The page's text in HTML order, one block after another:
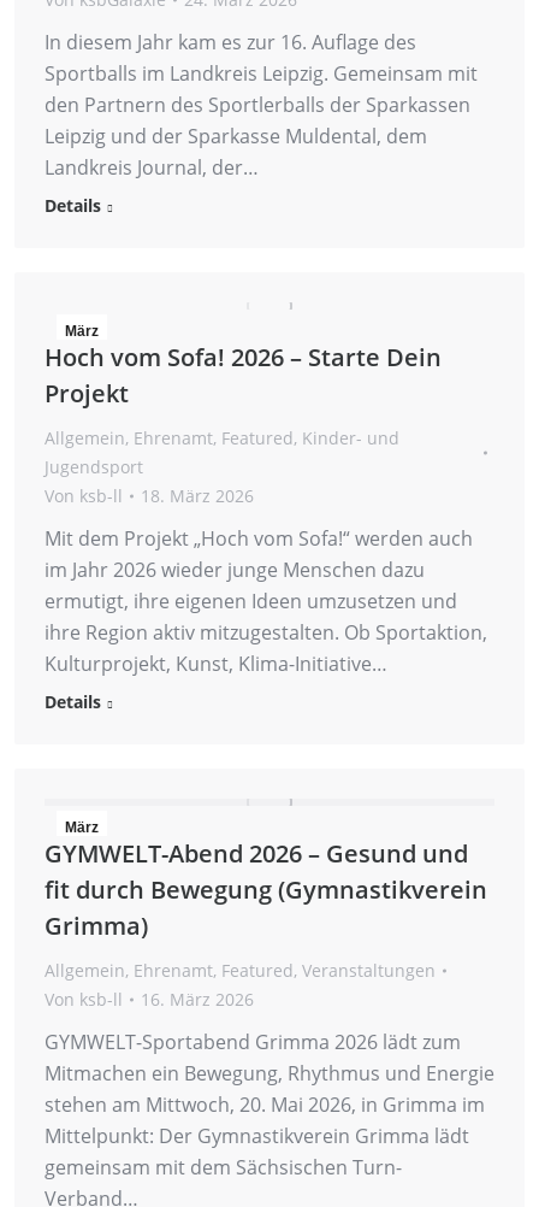
In diesem Jahr kam es zur 16. Auflage des
Sportballs im Landkreis Leipzig. Gemeinsam mit
den Partnern des Sportlerballs der Sparkassen
Leipzig und der Sparkasse Muldental, dem
Landkreis Journal, der…
Details
März
18
2026
Hoch vom Sofa! 2026 – Starte Dein
Projekt
Allgemein, Ehrenamt, Featured, Kinder- und
Jugendsport
Von ksb-ll 18. März 2026
Mit dem Projekt „Hoch vom Sofa!“ werden auch
im Jahr 2026 wieder junge Menschen dazu
ermutigt, ihre eigenen Ideen umzusetzen und
ihre Region aktiv mitzugestalten. Ob Sportaktion,
Kulturprojekt, Kunst, Klima-Initiative…
Details
März
16
2026
GYMWELT-Abend 2026 – Gesund und
fit durch Bewegung (Gymnastikverein
Grimma)
Allgemein, Ehrenamt, Featured, Veranstaltungen
Von ksb-ll 16. März 2026
GYMWELT-Sportabend Grimma 2026 lädt zum
Mitmachen ein Bewegung, Rhythmus und Energie
stehen am Mittwoch, 20. Mai 2026, in Grimma im
Mittelpunkt: Der Gymnastikverein Grimma lädt
gemeinsam mit dem Sächsischen Turn-
Verband…